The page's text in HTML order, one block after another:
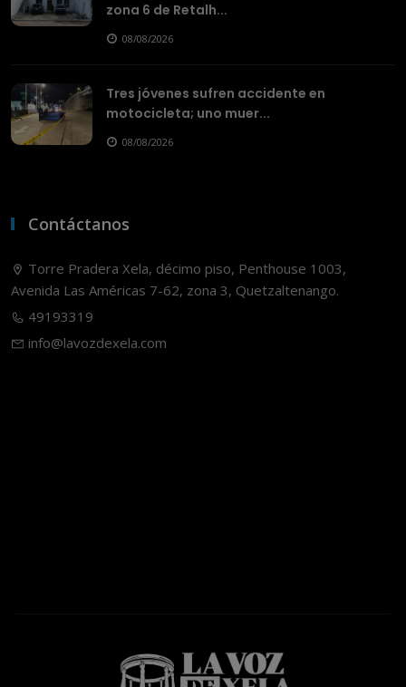
zona 6 de Retalh...
08/08/2026
Tres jóvenes sufren accidente en
motocicleta; uno muer...
08/08/2026
Contáctanos
Torre Pradera Xela, décimo piso, Penthouse 1003,
Avenida Las Américas 7-62, zona 3, Quetzaltenango.
49193319
info@lavozdexela.com